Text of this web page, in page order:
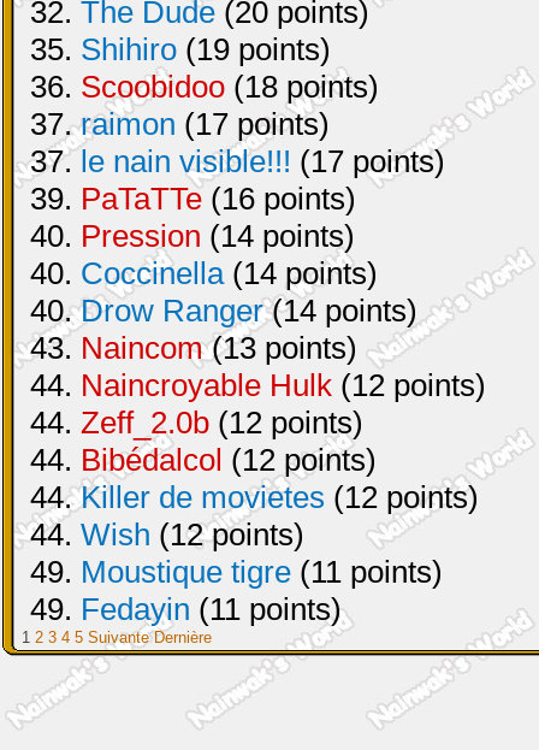
32. The Dude (20 points)
35. Shihiro (19 points)
36. Scoobidoo (18 points)
37.raimon (17 points)
37.le nain visible!!! (17 points)
39. PaTaTTe (16 points)
40. Pression (14 points)
40. Coccinella(14 points)
40.Drow Ranger(14 points)
43. Naincom(13 points)
44. Naincroyable Hulk (12 points)
44. Zeff_2.0b (12 points)
44. Bibédalcol (12 points)
44.Killer de movietes (12 points)
44. Wish (12 points)
49. Moustique tigre (11 points)
49. Fedayin (11 points)
1 2 3 4 5 Suivante Dernière